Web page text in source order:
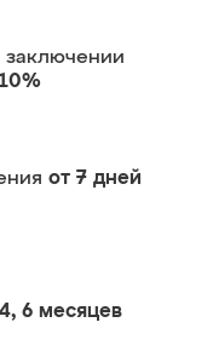
заключении
от 7 дней
6 месяцев